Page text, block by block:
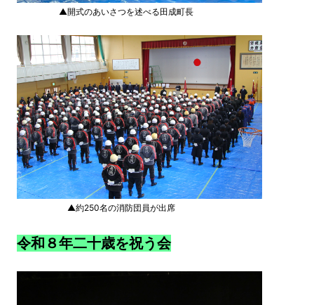
▲開式のあいさつを述べる田成町長
▲約250名の消防団員が出席
令和８年二十歳を祝う会